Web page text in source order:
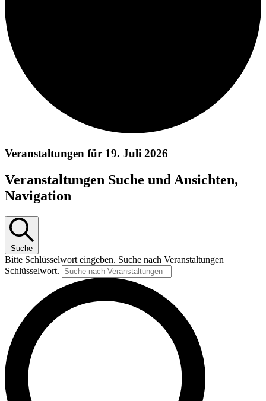
Veranstaltungen für 19. Juli 2026
Veranstaltungen Suche und Ansichten,
Navigation
Suche
Bitte Schlüsselwort eingeben. Suche nach Veranstaltungen
Schlüsselwort.